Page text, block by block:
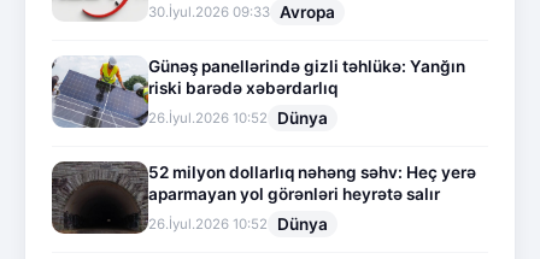
30.İyul.2026 09:33 Avropa
Günəş panellərində gizli təhlükə: Yanğın
riski barədə xəbərdarlıq
26.İyul.2026 10:52 Dünya
52 milyon dollarlıq nəhəng səhv: Heç yerə
aparmayan yol görənləri heyrətə salır
26.İyul.2026 10:52 Dünya